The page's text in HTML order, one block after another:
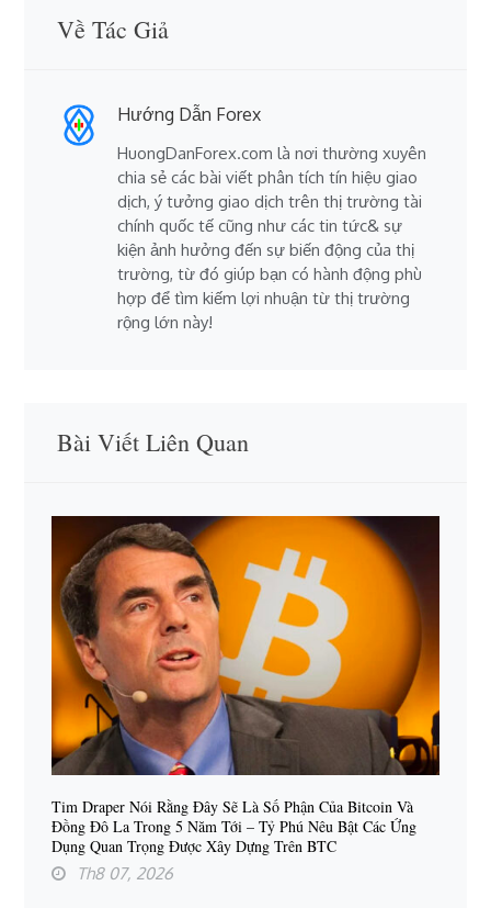
Về Tác Giả
Hướng Dẫn Forex
HuongDanForex.com là nơi thường xuyên
chia sẻ các bài viết phân tích tín hiệu giao
dịch, ý tưởng giao dịch trên thị trường tài
chính quốc tế cũng như các tin tức& sự
kiện ảnh hưởng đến sự biến động của thị
trường, từ đó giúp bạn có hành động phù
hợp để tìm kiếm lợi nhuận từ thị trường
rộng lớn này!
Bài Viết Liên Quan
Tim Draper Nói Rằng Đây Sẽ Là Số Phận Của Bitcoin Và
Đồng Đô La Trong 5 Năm Tới – Tỷ Phú Nêu Bật Các Ứng
Dụng Quan Trọng Được Xây Dựng Trên BTC
Th8 07, 2026